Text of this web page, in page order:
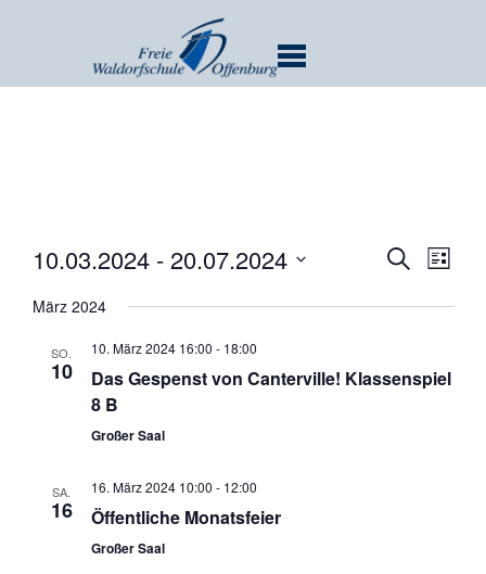
und
SUCHELISTE
10.03.2024 - 20.07.2024
März 2024
SO.
10
10. März 2024 16:00 - 18:00
Das Gespenst von Canterville! Klassenspiel
8 B
Großer Saal
SA.
16
16. März 2024 10:00 - 12:00
Öffentliche Monatsfeier
Großer Saal